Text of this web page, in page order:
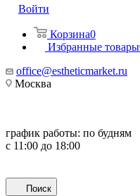
Войти
Корзина0
Избранные товары
office@estheticmarket.ru
Москва
график работы: по будням
с 11:00 до 18:00
Поиск